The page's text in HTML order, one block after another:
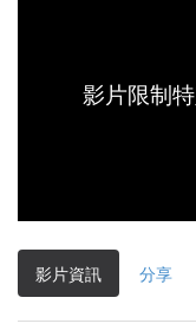
影片限制
影片資訊 分享